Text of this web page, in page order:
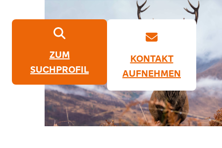
ZUM
SUCHPROFIL
KONTAKT
AUFNEHMEN